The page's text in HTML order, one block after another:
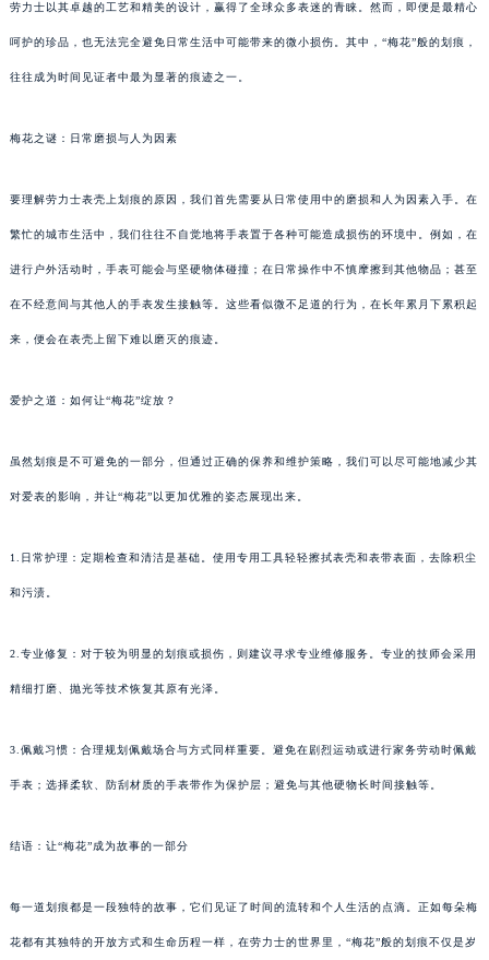
劳力士以其卓越的工艺和精美的设计，赢得了全球众多表迷的青睐。然而，即便是最精心
呵护的珍品，也无法完全避免日常生活中可能带来的微小损伤。其中，“梅花”般的划痕，
往往成为时间见证者中最为显著的痕迹之一。
梅花之谜：日常磨损与人为因素
要理解劳力士表壳上划痕的原因，我们首先需要从日常使用中的磨损和人为因素入手。在
繁忙的城市生活中，我们往往不自觉地将手表置于各种可能造成损伤的环境中。例如，在
进行户外活动时，手表可能会与坚硬物体碰撞；在日常操作中不慎摩擦到其他物品；甚至
在不经意间与其他人的手表发生接触等。这些看似微不足道的行为，在长年累月下累积起
来，便会在表壳上留下难以磨灭的痕迹。
爱护之道：如何让“梅花”绽放？
虽然划痕是不可避免的一部分，但通过正确的保养和维护策略，我们可以尽可能地减少其
对爱表的影响，并让“梅花”以更加优雅的姿态展现出来。
1.日常护理：定期检查和清洁是基础。使用专用工具轻轻擦拭表壳和表带表面，去除积尘
和污渍。
2.专业修复：对于较为明显的划痕或损伤，则建议寻求专业维修服务。专业的技师会采用
精细打磨、抛光等技术恢复其原有光泽。
3.佩戴习惯：合理规划佩戴场合与方式同样重要。避免在剧烈运动或进行家务劳动时佩戴
手表；选择柔软、防刮材质的手表带作为保护层；避免与其他硬物长时间接触等。
结语：让“梅花”成为故事的一部分
每一道划痕都是一段独特的故事，它们见证了时间的流转和个人生活的点滴。正如每朵梅
花都有其独特的开放方式和生命历程一样，在劳力士的世界里，“梅花”般的划痕不仅是岁